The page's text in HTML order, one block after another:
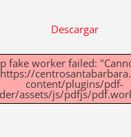
Descargar
fake worker failed:
content/plugins/pdf-
assets/js/pdfjs/